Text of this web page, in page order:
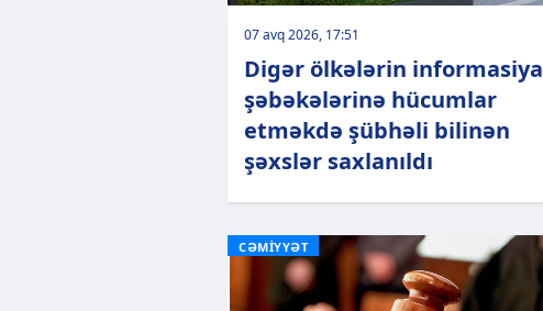
07 avq 2026, 17:51
Digər ölkələrin informasiya
şəbəkələrinə hücumlar
etməkdə şübhəli bilinən
şəxslər saxlanıldı
CƏMİYYƏT